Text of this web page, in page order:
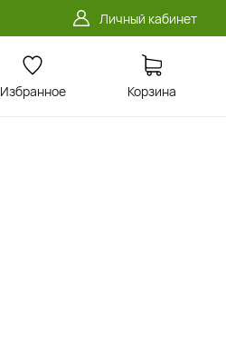
Личный кабинет
Избранное Корзина